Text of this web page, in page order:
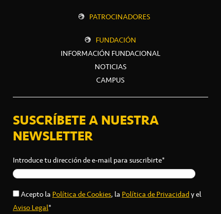
PATROCINADORES
FUNDACIÓN
INFORMACIÓN FUNDACIONAL
NOTICIAS
CAMPUS
SUSCRÍBETE A NUESTRA
NEWSLETTER
Introduce tu dirección de e-mail para suscribirte*
Acepto laPolítica de Cookies, laPolítica de Privacidady el
Aviso Legal*